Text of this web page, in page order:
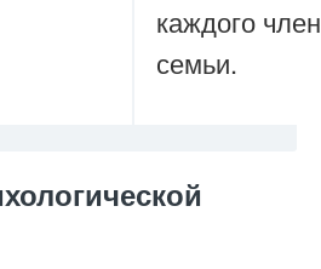
каждого
семьи.